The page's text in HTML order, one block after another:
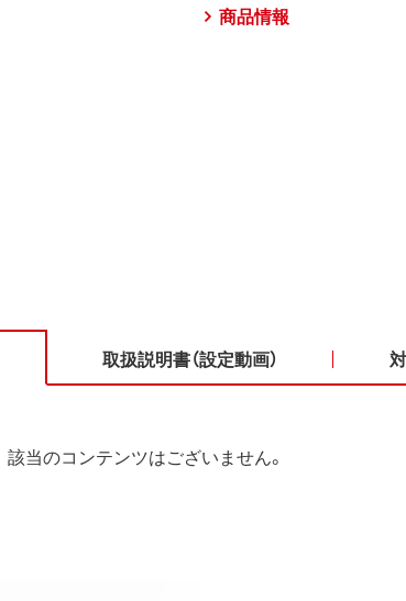
商品情報
取扱説明書（設定動画）
該当のコンテンツはございません。